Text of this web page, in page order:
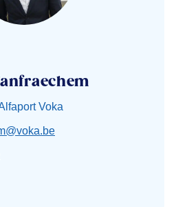
Voka